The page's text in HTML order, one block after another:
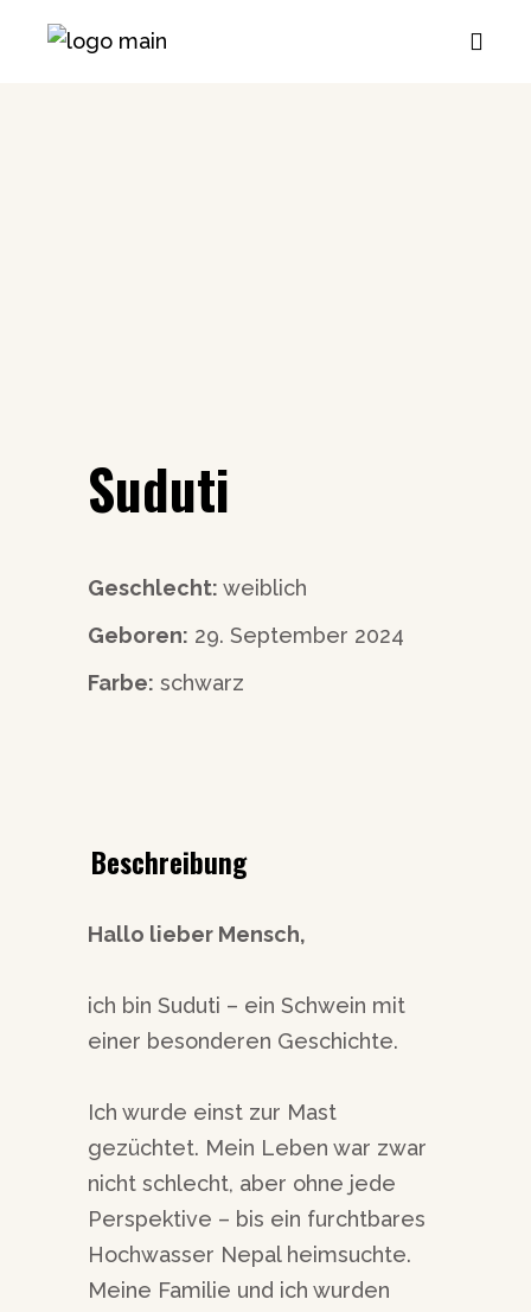
Suduti
Geschlecht: weiblich
Geboren: 29. September 2024
Farbe: schwarz
Beschreibung
Hallo lieber Mensch,
ich bin Suduti – ein Schwein mit
einer besonderen Geschichte.
Ich wurde einst zur Mast
gezüchtet. Mein Leben war zwar
nicht schlecht, aber ohne jede
Perspektive – bis ein furchtbares
Hochwasser Nepal heimsuchte.
Meine Familie und ich wurden